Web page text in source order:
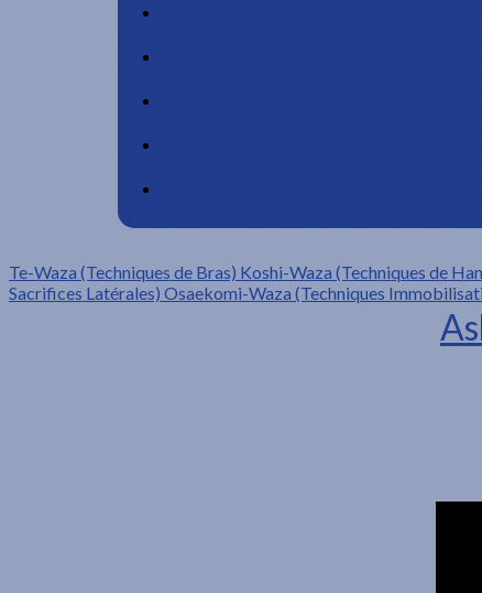
Te-Waza (Techniques de Bras) Koshi-Waza (Techniques de
Sacrifices Latérales) Osaekomi-Waza (Techniques